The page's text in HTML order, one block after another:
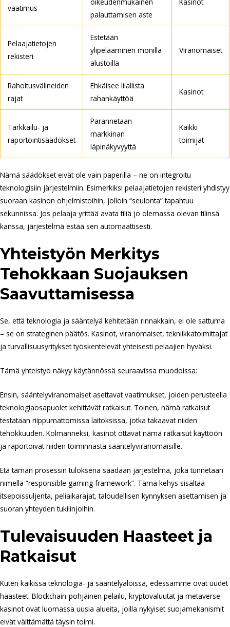
vaatimus
palauttamisen aste
Pelaajatietojen
rekisteri
Estetään
ylipelaaminen monilla
alustoilla
Viranomaiset
Rahoitusvälineiden
rajat
Ehkäisee liiallista
rahankäyttöä
Kasinot
Tarkkailu- ja
raportointisäädökset
Parannetaan
markkinan
läpinäkyvyyttä
Kaikki
toimijat
Nämä säädökset eivät ole vain paperilla – ne on integroitu
teknologisiin järjestelmiin. Esimerkiksi pelaajatietojen rekisteri yhdistyy
suoraan kasinon ohjelmistoihin, jolloin “seulonta” tapahtuu
sekunnissa. Jos pelaaja yrittää avata tiliä jo olemassa olevan tilinsä
kanssa, järjestelmä estää sen automaattisesti.
Yhteistyön Merkitys
Tehokkaan Suojauksen
Saavuttamisessa
Se, että teknologia ja sääntelyä kehitetään rinnakkain, ei ole sattuma
– se on strateginen päätös. Kasinot, viranomaiset, tekniikkatoimittajat
ja turvallisuusyritykset työskentelevät yhteisesti pelaajien hyväksi.
Tämä yhteistyö näkyy käytännössä seuraavissa muodoissa:
Ensin, sääntelyviranomaiset asettavat vaatimukset, joiden perusteella
teknologiaosapuolet kehittävät ratkaisut. Toinen, nämä ratkaisut
testataan riippumattomissa laitoksissa, jotka takaavat niiden
tehokkuuden. Kolmanneksi, kasinot ottavat nämä ratkaisut käyttöön
ja raportoivat niiden toiminnasta sääntelyviranomaisille.
Etä tämän prosessin tuloksena saadaan järjestelmä, joka tunnetaan
nimellä “responsible gaming framework”. Tämä kehys sisältää
itsepoissuljenta, peliaikarajat, taloudellisen kynnyksen asettamisen ja
suoran yhteyden tukilinjoihin.
Tulevaisuuden Haasteet ja
Ratkaisut
Kuten kaikissa teknologia- ja sääntelyaloissa, edessämme ovat uudet
haasteet. Blockchain-pohjainen pelailu, kryptovaluutat ja metaverse-
kasinot ovat luomassa uusia alueita, joilla nykyiset suojamekanismit
eivät välttämättä täysin toimi.